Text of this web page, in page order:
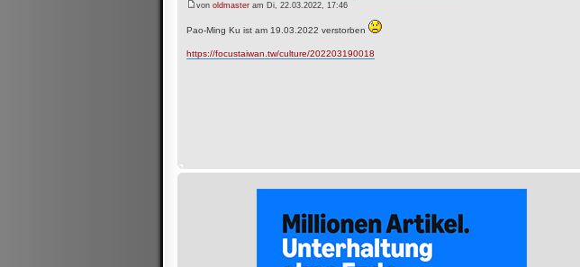
von oldmaster am Di, 22.03.2022, 17:46
Pao-Ming Ku ist am 19.03.2022 verstorben
https://focustaiwan.tw/culture/202203190018